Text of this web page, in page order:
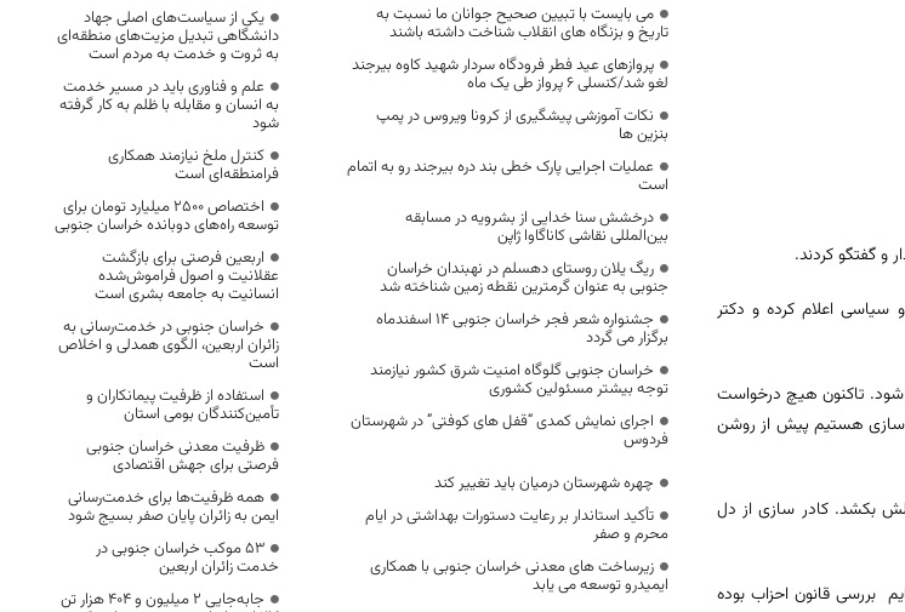
و گفتگو کردند.
اعلام کرده و دکتر
تاکنون هیچ درخواست
سازی هستیم پیش از روشن
بکشد. کادر سازی از دل
بررسی قانون احزاب بوده
می بایست با تبیین صحیح جوانان ما نسبت به
تاریخ و بزنگاه های انقلاب شناخت داشته باشند
پروازهای عید فطر فرودگاه سردار شهید کاوه بیرجند
لغو شد/کنسلی ۶ پرواز طی یک ماه
نکات آموزشی پیشگیری از کرونا ویروس در پمپ
بنزین ها
عملیات اجرایی پارک خطی بند دره بیرجند رو به اتمام
است
درخشش سنا خدایی از بشرویه در مسابقه
بین‌المللی نقاشی کاناگاوا ژاپن
ریگ یلان روستای دهسلم در نهبندان خراسان
جنوبی به عنوان گرمترین نقطه زمین شناخته شد
جشنواره شعر فجر خراسان جنوبی ۱۴ اسفندماه
برگزار می گردد
خراسان جنوبی گلوگاه امنیت شرق کشور نیازمند
توجه بیشتر مسئولین کشوری
اجرای نمایش کمدی “قفل های کوفتی” در شهرستان
فردوس
چهره شهرستان درمیان باید تغییر کند
تأکید استاندار بر رعایت دستورات بهداشتی در ایام
محرم و صفر
زیرساخت های معدنی خراسان جنوبی با همکاری
ایمیدرو توسعه می یابد
یکی از سیاست‌های اصلی جهاد
دانشگاهی تبدیل مزیت‌های منطقه‌ای
به ثروت و خدمت به مردم است
علم و فناوری باید در مسیر خدمت
به انسان و مقابله با ظلم به کار گرفته
شود
کنترل ملخ نیازمند همکاری
فرامنطقه‌ای است
اختصاص 2500 میلیارد تومان برای
توسعه راه‌های دوبانده خراسان جنوبی
اربعین فرصتی برای بازگشت
عقلانیت و اصول فراموش‌شده
انسانیت به جامعه بشری است
خراسان جنوبی در خدمت‌رسانی به
زائران اربعین، الگوی همدلی و اخلاص
است
استفاده از ظرفیت پیمانکاران و
تأمین‌کنندگان بومی استان
ظرفیت معدنی خراسان جنوبی
فرصتی برای جهش اقتصادی
همه ظرفیت‌ها برای خدمت‌رسانی
ایمن به زائران پایان صفر بسیج شود
53 موکب خراسان جنوبی در
خدمت زائران اربعین
جابه‌جایی 2 میلیون و 404 هزار تن